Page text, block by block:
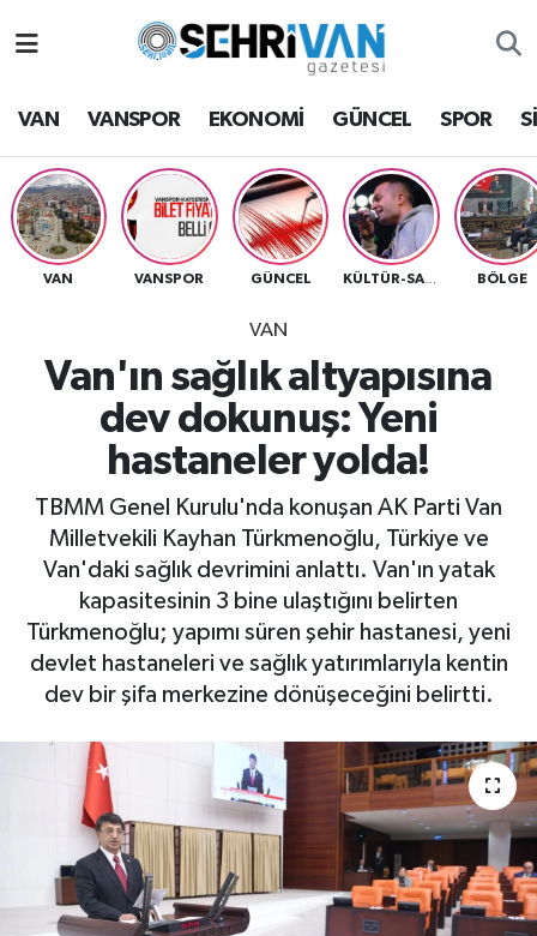
VAN VANSPOR EKONOMİ GÜNCEL SPOR
VAN VANSPOR GÜNCEL BÖLGE
VAN
Van'ın sağlık altyapısına
dev dokunuş: Yeni
hastaneler yolda!
TBMM Genel Kurulu'nda konuşan AK Parti Van
Milletvekili Kayhan Türkmenoğlu, Türkiye ve
Van'daki sağlık devrimini anlattı. Van'ın yatak
kapasitesinin 3 bine ulaştığını belirten
Türkmenoğlu; yapımı süren şehir hastanesi, yeni
devlet hastaneleri ve sağlık yatırımlarıyla kentin
dev bir şifa merkezine dönüşeceğini belirtti.
Van Hava Durumu
VAN Namaz Vakitleri
Van Trafik Yoğunluk Haritası
Süper Lig Puan Durumu ve Fikstür
Tüm Manşetler
Son Dakika Haberleri
Haber Arşivi